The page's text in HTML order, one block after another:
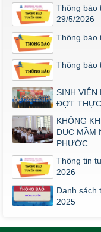
Thông báo
29/5/2026
Thông báo
Thông báo
SINH VIÊN
ĐỢT
KHÔNG
DỤC MẦM
PHƯỚC
Thông tin
2026
Danh sách
2025